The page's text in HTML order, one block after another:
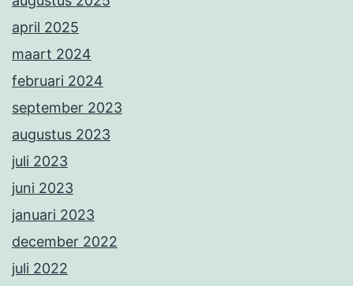
april 2025
maart 2024
februari 2024
september 2023
augustus 2023
juli 2023
juni 2023
januari 2023
december 2022
juli 2022